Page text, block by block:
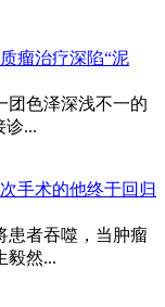
瘤治疗深陷“泥
团色泽深浅不一的
...
手术的他终于回归
患者吞噬，当肿瘤
毅然...